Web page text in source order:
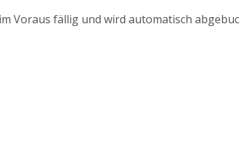
Voraus fällig und wird automatisch